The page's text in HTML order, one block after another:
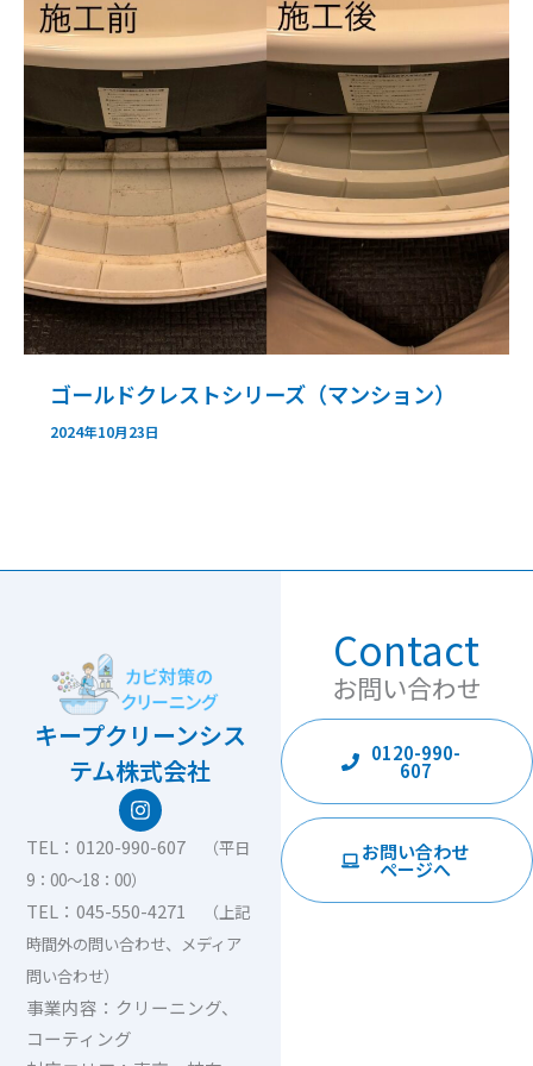
ゴールドクレストシリーズ（マンション）
2024年10月23日
キープクリーンシス
テム株式会社
I
n
s
t
g
r
a
TEL：0120-990-607
（平日
9：00〜18：00）
TEL：045-550-4271
（上記
時間外の問い合わせ、メディア
問い合わせ）
事業内容：クリーニング、
コーティング
Contact
お問い合わせ
0120-990-
607
お問い合わせ
ページへ